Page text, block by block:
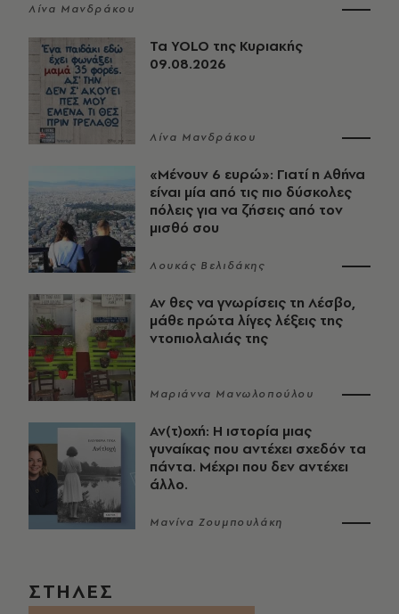
Λίνα Μανδράκου
Τα YOLO της Κυριακής
09.08.2026
Λίνα Μανδράκου
«Μένουν 6 ευρώ»: Γιατί η Αθήνα
είναι μία από τις πιο δύσκολες
πόλεις για να ζήσεις από τον
μισθό σου
Λουκάς Βελιδάκης
Αν θες να γνωρίσεις τη Λέσβο,
μάθε πρώτα λίγες λέξεις της
ντοπιολαλιάς της
Μαριάννα Μανωλοπούλου
Αν(τ)οχή: Η ιστορία μιας
γυναίκας που αντέχει σχεδόν τα
πάντα. Μέχρι που δεν αντέχει
άλλο.
Μανίνα Ζουμπουλάκη
ΣΤΗΛΕΣ